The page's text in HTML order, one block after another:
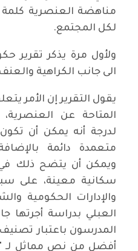
مناهضة العنصرية
لكل المجتمع.
ولأول مرة يذكر تقرير
الى جانب الكراهية
يقول التقرير إن الأمر
المتاحة عن
لدرجة أنه يمكن أن
متعمدة دائمة
ويمكن أن يتضح ذلك
سكانية معينة، على
والإدارات الحكومية
العبلي بدراسة أجرتها
المدرسون باعتبار
أفضل من نص مماثل لـ